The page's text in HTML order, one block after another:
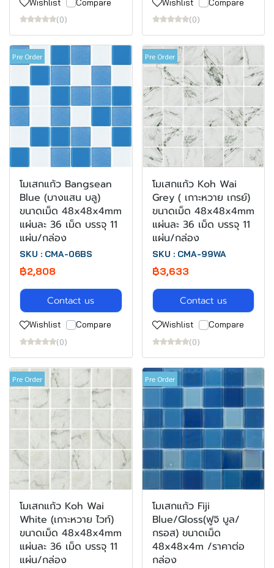
(0)
(0)
Pre Order
โมเสกแก้ว Bangsean
Blue (บางแสน บลู)
ขนาดเม็ด 48x48x4mm
แผ่นละ 36 เม็ด บรรจุ 11
แผ่น/กล่อง
SKU : CMA-06BS
฿2,808
Contact us
Wishlist
Compare
(0)
Pre Order
โมเสกแก้ว Koh Wai
Grey ( เกาะหวาย เกรย์)
ขนาดเม็ด 48x48x4mm
แผ่นละ 36 เม็ด บรรจุ 11
แผ่น/กล่อง
SKU : CMA-99WA
฿3,633
Contact us
Wishlist
Compare
(0)
Pre Order
โมเสกแก้ว Koh Wai
White (เกาะหวาย ไวท์)
ขนาดเม็ด 48x48x4mm
แผ่นละ 36 เม็ด บรรจุ 11
แผ่น/กล่อง
Pre Order
โมเสกแก้ว Fiji
Blue/Gloss(ฟูจิ บูล/
กรอส) ขนาดเม็ด
48x48x4m /ราคาต่อ
กล่อง